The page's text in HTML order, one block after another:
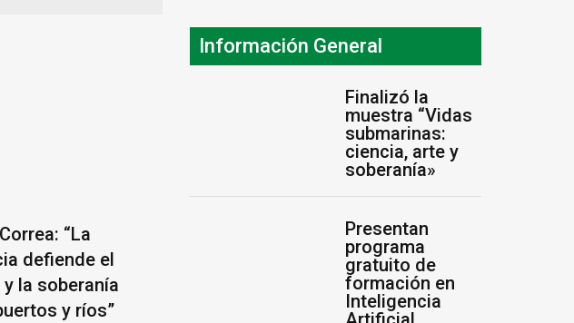
Finalizó la muestra “Vidas
submarinas: ciencia, arte y
soberanía»
4 de agosto de 2026
Puertos paralizados en
todo el país en respuesta
a un decreto de Milei
3 de agosto de 2026
Información General
Finalizó la
muestra “Vidas
submarinas:
ciencia, arte y
soberanía»
Presentan
programa
gratuito de
formación en
Inteligencia